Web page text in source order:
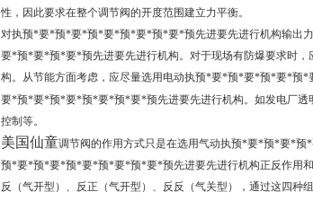
性，因此要求在整个调节阀的开度范围建立力平衡。
对执预*要*预*要*预*要*预*要*预*要*预先进要先进行机构输出
要*预*要*预*要*预先进要先进行机构。对于现场有防爆要求时
构。从节能方面考虑，应尽量选用电动执预*要*预*要*预*要*预
要*预*要*预*要*预*要*预*要*预先进要先进行机构。如发电厂透
控制等。
美国仙童调节阀的作用方式只是在选用气动执预*要*预*要*
预*要*预*要*预*要*预*要*预*要*预先进要先进行机构正反作用
反（气开型）、反正（气开型）、反反（气关型），通过这四种